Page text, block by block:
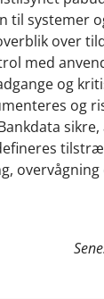
til systemer
over
med
og
og